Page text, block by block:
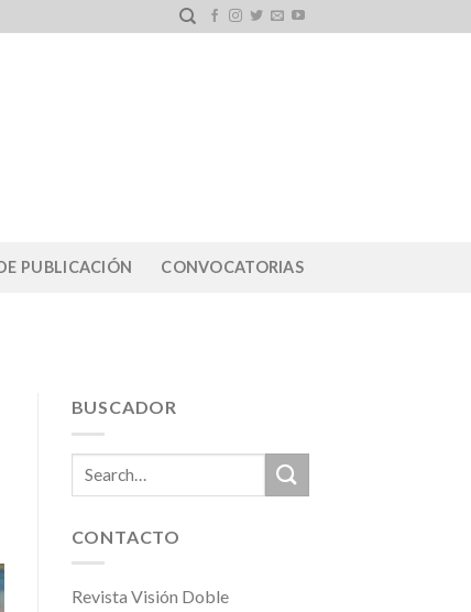
PUBLICACIÓN CONVOCATORIAS
BUSCADOR
CONTACTO
Revista Visión Doble